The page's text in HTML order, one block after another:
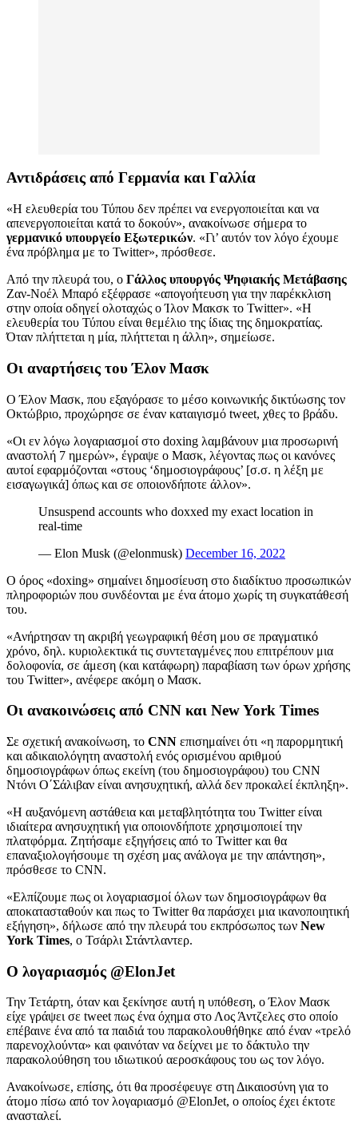
Αντιδράσεις από Γερμανία και Γαλλία
«Η ελευθερία του Τύπου δεν πρέπει να ενεργοποιείται και να
απενεργοποιείται κατά το δοκούν», ανακοίνωσε σήμερα το
γερμανικό υπουργείο Εξωτερικών. «Γι’ αυτόν τον λόγο έχουμε
ένα πρόβλημα με το Twitter», πρόσθεσε.
Από την πλευρά του, ο Γάλλος υπουργός Ψηφιακής Μετάβασης
Ζαν-Νοέλ Μπαρό εξέφρασε «απογοήτευση για την παρέκκλιση
στην οποία οδηγεί ολοταχώς ο Ίλον Μακσκ το Twitter». «Η
ελευθερία του Τύπου είναι θεμέλιο της ίδιας της δημοκρατίας.
Όταν πλήττεται η μία, πλήττεται η άλλη», σημείωσε.
Οι αναρτήσεις του Έλον Μασκ
Ο Έλον Μασκ, που εξαγόρασε το μέσο κοινωνικής δικτύωσης τον
Οκτώβριο, προχώρησε σε έναν καταιγισμό tweet, χθες το βράδυ.
«Οι εν λόγω λογαριασμοί στο doxing λαμβάνουν μια προσωρινή
αναστολή 7 ημερών», έγραψε ο Μασκ, λέγοντας πως οι κανόνες
αυτοί εφαρμόζονται «στους ‘δημοσιογράφους’ [σ.σ. η λέξη με
εισαγωγικά] όπως και σε οποιονδήποτε άλλον».
Unsuspend accounts who doxxed my exact location in
real-time
— Elon Musk (@elonmusk) December 16, 2022
Ο όρος «doxing» σημαίνει δημοσίευση στο διαδίκτυο προσωπικών
πληροφοριών που συνδέονται με ένα άτομο χωρίς τη συγκατάθεσή
του.
«Ανήρτησαν τη ακριβή γεωγραφική θέση μου σε πραγματικό
χρόνο, δηλ. κυριολεκτικά τις συντεταγμένες που επιτρέπουν μια
δολοφονία, σε άμεση (και κατάφωρη) παραβίαση των όρων χρήσης
του Twitter», ανέφερε ακόμη ο Μασκ.
Οι ανακοινώσεις από CNN και New York Times
Σε σχετική ανακοίνωση, το CNN επισημαίνει ότι «η παρορμητική
και αδικαιολόγητη αναστολή ενός ορισμένου αριθμού
δημοσιογράφων όπως εκείνη (του δημοσιογράφου) του CNN
Ντόνι Ο΄Σάλιβαν είναι ανησυχητική, αλλά δεν προκαλεί έκπληξη».
«Η αυξανόμενη αστάθεια και μεταβλητότητα του Twitter είναι
ιδιαίτερα ανησυχητική για οποιονδήποτε χρησιμοποιεί την
πλατφόρμα. Ζητήσαμε εξηγήσεις από το Twitter και θα
επαναξιολογήσουμε τη σχέση μας ανάλογα με την απάντηση»,
πρόσθεσε το CNN.
«Ελπίζουμε πως οι λογαριασμοί όλων των δημοσιογράφων θα
αποκατασταθούν και πως το Twitter θα παράσχει μια ικανοποιητική
εξήγηση», δήλωσε από την πλευρά του εκπρόσωπος των New
York Times, ο Τσάρλι Στάντλαντερ.
Ο λογαριασμός @ElonJet
Την Τετάρτη, όταν και ξεκίνησε αυτή η υπόθεση, ο Έλον Μασκ
είχε γράψει σε tweet πως ένα όχημα στο Λος Άντζελες στο οποίο
επέβαινε ένα από τα παιδιά του παρακολουθήθηκε από έναν «τρελό
παρενοχλούντα» και φαινόταν να δείχνει με το δάκτυλο την
παρακολούθηση του ιδιωτικού αεροσκάφους του ως τον λόγο.
Ανακοίνωσε, επίσης, ότι θα προσέφευγε στη Δικαιοσύνη για το
άτομο πίσω από τον λογαριασμό @ElonJet, ο οποίος έχει έκτοτε
ανασταλεί.